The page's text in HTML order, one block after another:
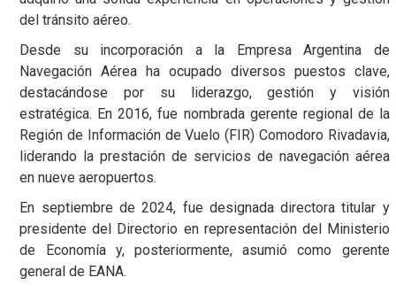
del tránsito aéreo.
Desde su incorporación a la Empresa Argentina de
Navegación Aérea ha ocupado diversos puestos clave,
destacándose por su liderazgo, gestión y visión
estratégica. En 2016, fue nombrada gerente regional de la
Región de Información de Vuelo (FIR) Comodoro Rivadavia,
liderando la prestación de servicios de navegación aérea
en nueve aeropuertos.
En septiembre de 2024, fue designada directora titular y
presidente del Directorio en representación del Ministerio
de Economía y, posteriormente, asumió como gerente
general de EANA.